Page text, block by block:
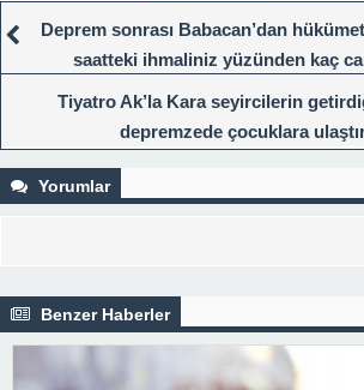
Deprem sonrası Babacan’dan
saatteki ihmaliniz yüzünden kaç
Tiyatro Ak’la Kara seyircilerin
depremzede çocuklara
Yorumlar
Benzer Haberler